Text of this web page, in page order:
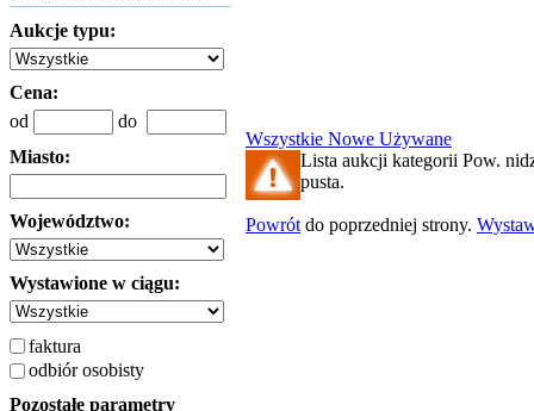
Aukcje typu:
Cena:
od
do
Miasto:
Województwo:
Wystawione w ciągu:
faktura
odbiór osobisty
Pozostałe parametry
Wszystkie Nowe Używane
Lista aukcji kategorii Pow.
pusta.
Powrót do poprzedniej strony.